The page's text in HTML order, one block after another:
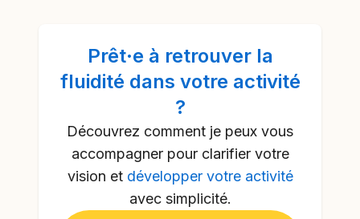
Prêt·e à retrouver la
fluidité dans votre activité
?
Découvrez comment je peux vous
accompagner pour clarifier votre
vision et développer votre activité
avec simplicité.